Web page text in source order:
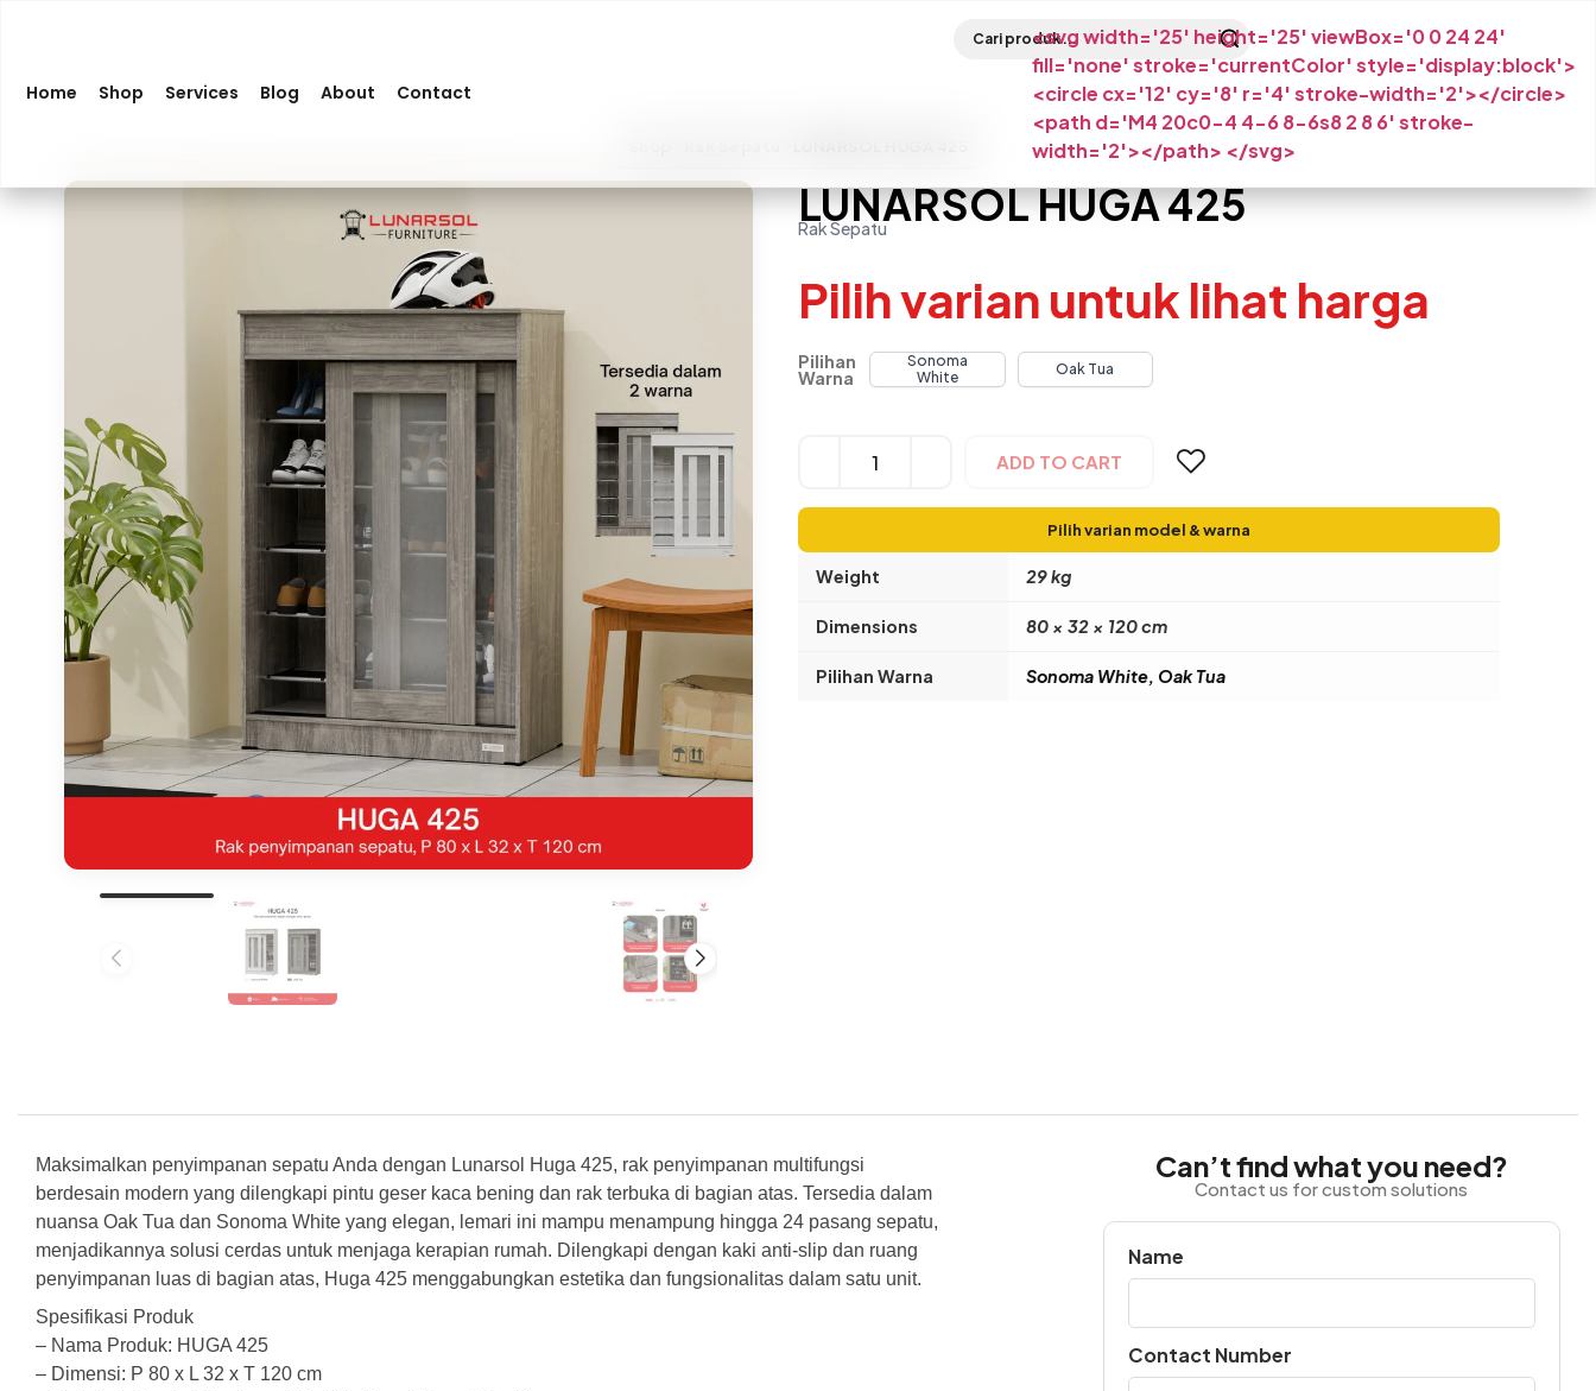
Home Shop Services Blog About Contact
<svg width='25' height='25' viewBox='0 0 24 24'
fill='none' stroke='currentColor' style='display:block'>
<circle cx='12' cy='8' r='4' stroke-width='2'></circle>
<path d='M4 20c0-4 4-6 8-6s8 2 8 6' stroke-
width='2'></path> </svg>
LUNARSOL HUGA 425
Rak Sepatu
Pilih varian untuk lihat harga
Pilihan
Warna
Sonoma
White
Oak Tua
ADD TO CART
Alternative:
Pilih varian model & warna
Weight 29 kg
Dimensions 80 × 32 × 120 cm
Pilihan Warna Sonoma White, Oak Tua
Maksimalkan penyimpanan sepatu Anda dengan Lunarsol Huga 425, rak penyimpanan multifungsi
berdesain modern yang dilengkapi pintu geser kaca bening dan rak terbuka di bagian atas. Tersedia dalam
nuansa Oak Tua dan Sonoma White yang elegan, lemari ini mampu menampung hingga 24 pasang sepatu,
menjadikannya solusi cerdas untuk menjaga kerapian rumah. Dilengkapi dengan kaki anti-slip dan ruang
penyimpanan luas di bagian atas, Huga 425 menggabungkan estetika dan fungsionalitas dalam satu unit.
Spesifikasi Produk
– Nama Produk: HUGA 425
– Dimensi: P 80 x L 32 x T 120 cm
Can’t find what you need?
Contact us for custom solutions
Name
Contact Number